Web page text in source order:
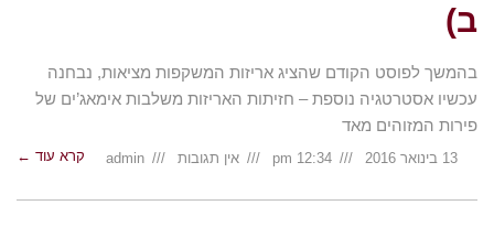
ב)
בהמשך לפוסט הקודם שהציג אריזות המשקפות מציאות, נבחנה
עכשיו אסטרטגיה נוספת – חזיתות האריזות משלבות אימאג’ים של
פירות המזוהים מאד
13 בינואר 2016 12:34 pm אין תגובות admin קרא עוד ←